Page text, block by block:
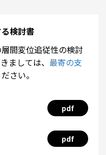
検討書
間変位追従性の検討
ましては、 最寄の支
さい。
pdf
pdf